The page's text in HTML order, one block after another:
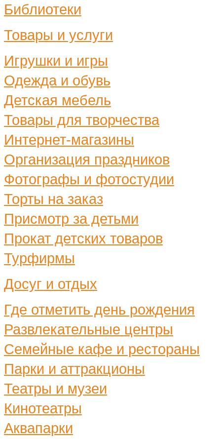
Библиотеки
Товары и услуги
Игрушки и игры
Одежда и обувь
Детская мебель
Товары для творчества
Интернет-магазины
Организация праздников
Фотографы и фотостудии
Торты на заказ
Присмотр за детьми
Прокат детских товаров
Турфирмы
Досуг и отдых
Где отметить день рождения
Развлекательные центры
Семейные кафе и рестораны
Парки и аттракционы
Театры и музеи
Кинотеатры
Аквапарки